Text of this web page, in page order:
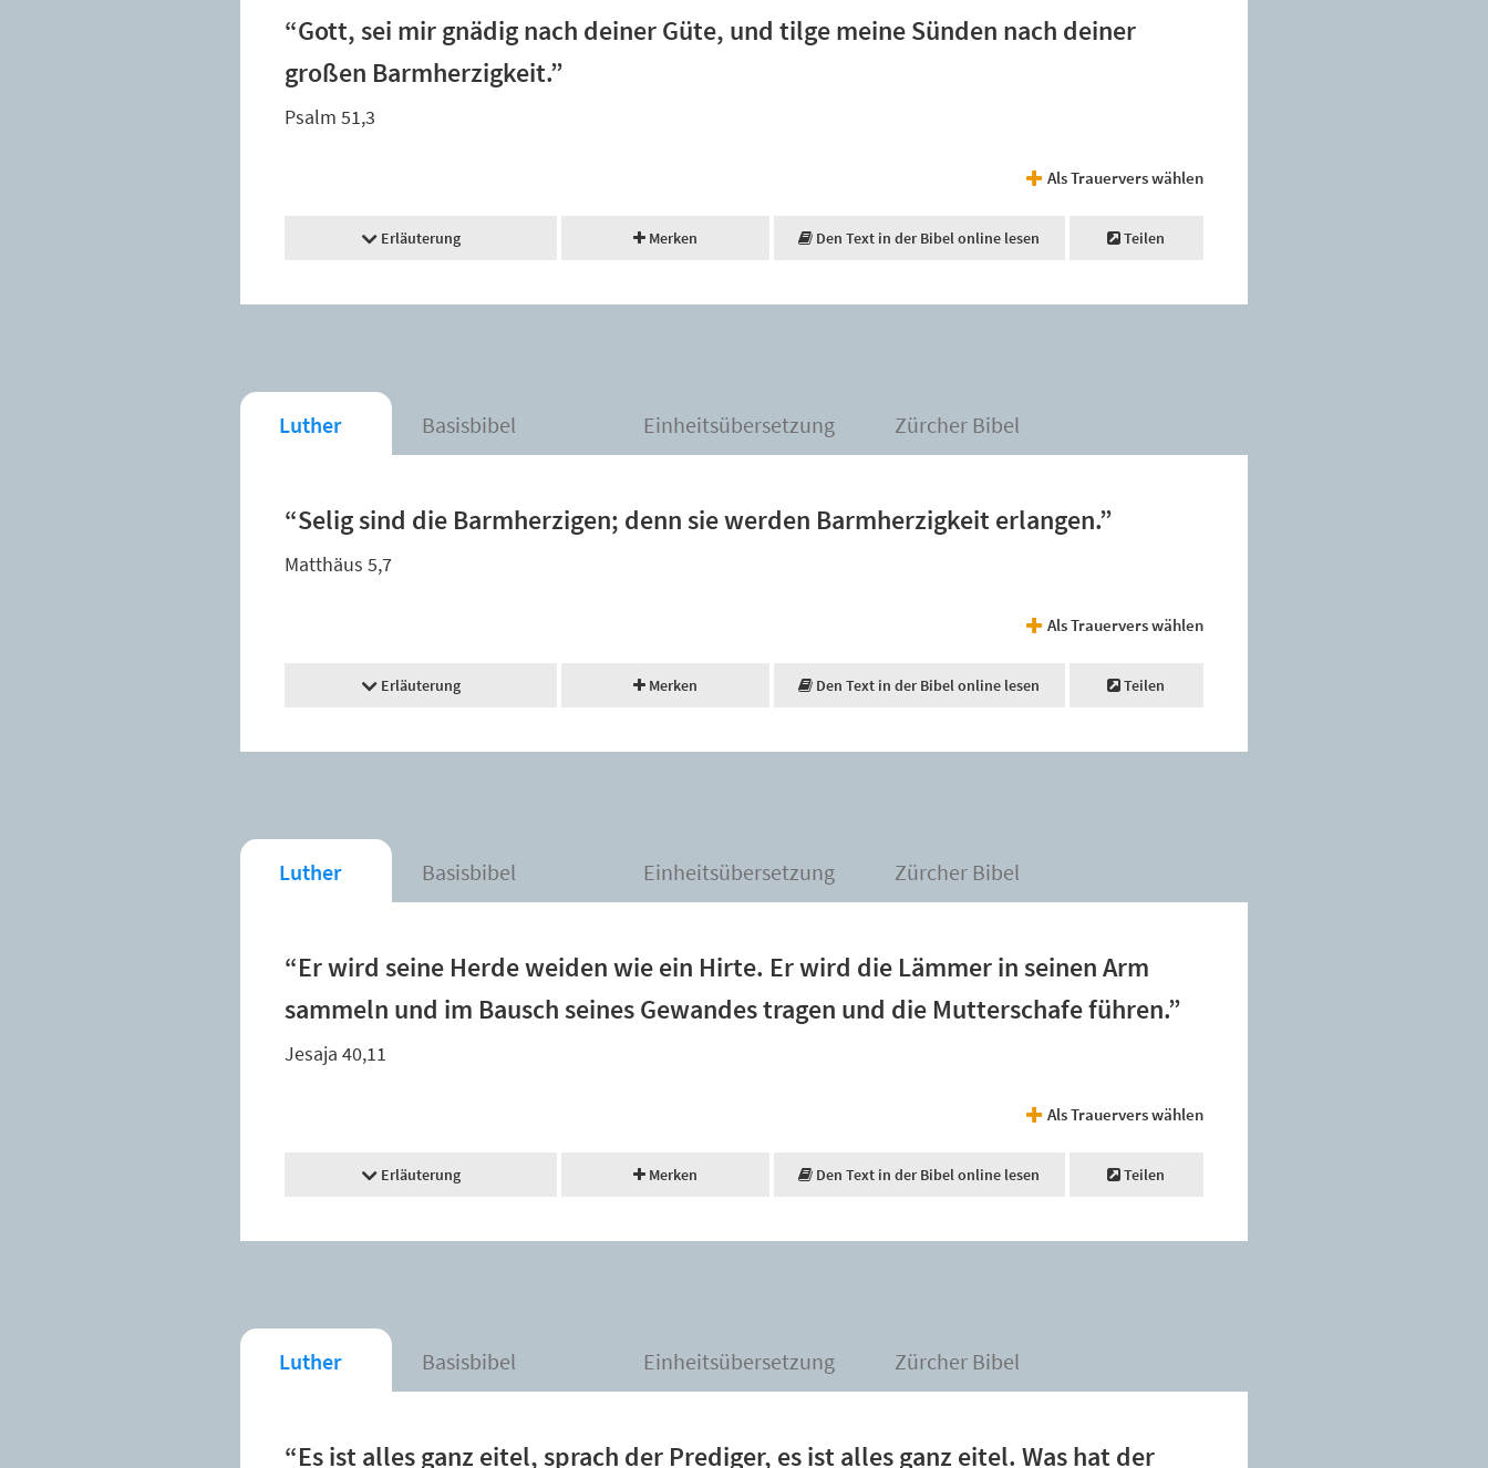
“Gott, sei mir gnädig nach deiner Güte, und tilge meine Sünden nach deiner
großen Barmherzigkeit.”
Psalm 51,3
Als Trauervers wählen
Erläuterung Merken Den Text in der Bibel online lesen Teilen
Luther Basisbibel Einheitsübersetzung Zürcher Bibel
“Selig sind die Barmherzigen; denn sie werden Barmherzigkeit erlangen.”
Matthäus 5,7
Als Trauervers wählen
Erläuterung Merken Den Text in der Bibel online lesen Teilen
Luther Basisbibel Einheitsübersetzung Zürcher Bibel
“Er wird seine Herde weiden wie ein Hirte. Er wird die Lämmer in seinen Arm
sammeln und im Bausch seines Gewandes tragen und die Mutterschafe führen.”
Jesaja 40,11
Als Trauervers wählen
Erläuterung Merken Den Text in der Bibel online lesen Teilen
Luther Basisbibel Einheitsübersetzung Zürcher Bibel
“Es ist alles ganz eitel, sprach der Prediger, es ist alles ganz eitel. Was hat der